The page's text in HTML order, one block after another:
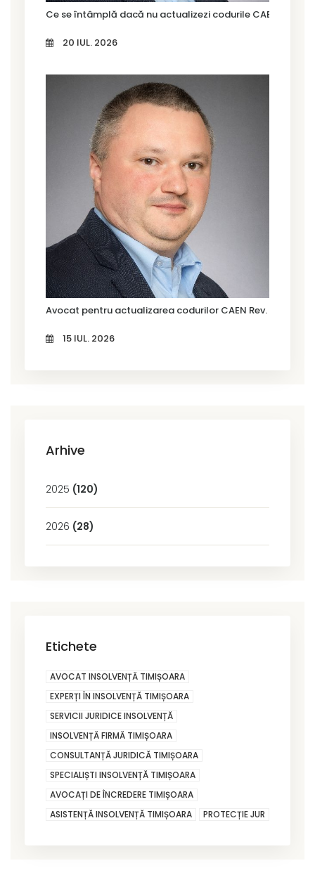
Ce se întâmplă dacă nu actualizezi codurile CAEN Rev. 3?
20 IUL. 2026
Avocat pentru actualizarea codurilor CAEN Rev. 3 în
15 IUL. 2026
Arhive
2025 (120)
2026 (28)
Etichete
AVOCAT INSOLVENȚĂ TIMIȘOARA
EXPERȚI ÎN INSOLVENȚĂ TIMIȘOARA
SERVICII JURIDICE INSOLVENȚĂ
INSOLVENȚĂ FIRMĂ TIMIȘOARA
CONSULTANȚĂ JURIDICĂ TIMIȘOARA
SPECIALIȘTI INSOLVENȚĂ TIMIȘOARA
AVOCAȚI DE ÎNCREDERE TIMIȘOARA
ASISTENȚĂ INSOLVENȚĂ TIMIȘOARA
PROTECȚIE JUR